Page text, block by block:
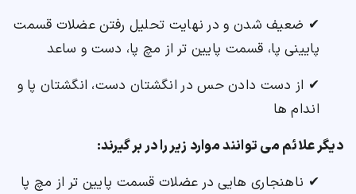
✔ ضعیف شدن و در نهایت تحلیل رفتن عضلات قسمت
پایینی پا، قسمت پایین تر از مچ پا، دست و ساعد
✔ از دست دادن حس در انگشتان دست، انگشتان پا و
اندام ها
دیگر علائم می توانند موارد زیر را در بر گیرند:
✔ ناهنجاری هایی در عضلات قسمت پایین تر از مچ پا